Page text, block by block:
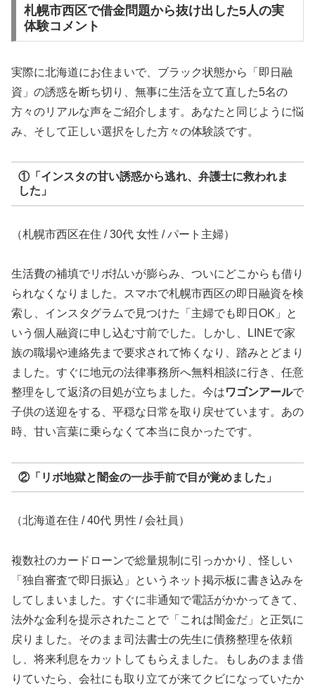
札幌市西区で借金問題から抜け出した5人の実
体験コメント
実際に北海道にお住まいで、ブラック状態から「即日融
資」の誘惑を断ち切り、無事に生活を立て直した5名の
方々のリアルな声をご紹介します。あなたと同じように悩
み、そして正しい選択をした方々の体験談です。
①「インスタの甘い誘惑から逃れ、弁護士に救われま
した」
（札幌市西区在住 / 30代 女性 / パート主婦）
生活費の補填でリボ払いが膨らみ、ついにどこからも借り
られなくなりました。スマホで札幌市西区の即日融資を検
索し、インスタグラムで見つけた「主婦でも即日OK」と
いう個人融資に申し込む寸前でした。しかし、LINEで家
族の職場や連絡先まで要求されて怖くなり、踏みとどまり
ました。すぐに地元の法律事務所へ無料相談に行き、任意
整理をして返済の目処が立ちました。今はワゴンアールで
子供の送迎をする、平穏な日常を取り戻せています。あの
時、甘い言葉に乗らなくて本当に良かったです。
②「リボ地獄と闇金の一歩手前で目が覚めました」
（北海道在住 / 40代 男性 / 会社員）
複数社のカードローンで総量規制に引っかかり、怪しい
「独自審査で即日振込」というネット掲示板に書き込みを
してしまいました。すぐに非通知で電話がかかってきて、
法外な金利を提示されたことで「これは闇金だ」と正気に
戻りました。そのまま司法書士の先生に債務整理を依頼
し、将来利息をカットしてもらえました。もしあのまま借
りていたら、会社にも取り立てが来てクビになっていたか